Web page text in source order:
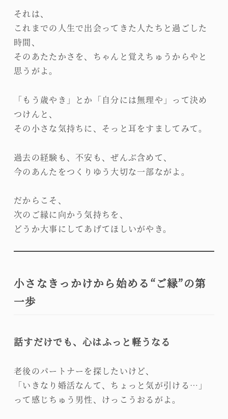
それは、
これまでの人生で出会ってきた人たちと過ごした
時間、
そのあたたかさを、ちゃんと覚えちゅうからやと
思うがよ。
「もう歳やき」とか「自分には無理や」って決め
つけんと、
その小さな気持ちに、そっと耳をすましてみて。
過去の経験も、不安も、ぜんぶ含めて、
今のあんたをつくりゆう大切な一部ながよ。
だからこそ、
次のご縁に向かう気持ちを、
どうか大事にしてあげてほしいがやき。
小さなきっかけから始める“ご縁”の第
一歩
話すだけでも、心はふっと軽うなる
老後のパートナーを探したいけど、
「いきなり婚活なんて、ちょっと気が引ける…」
って感じちゅう男性、けっこうおるがよ。